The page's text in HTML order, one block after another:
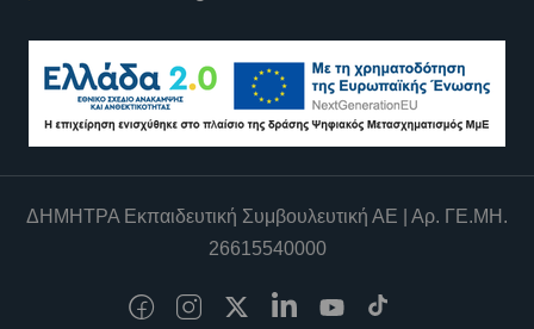
ΔΗΜΗΤΡΑ Εκπαιδευτική Συμβουλευτική ΑΕ | Αρ. ΓΕ.ΜΗ.
26615540000